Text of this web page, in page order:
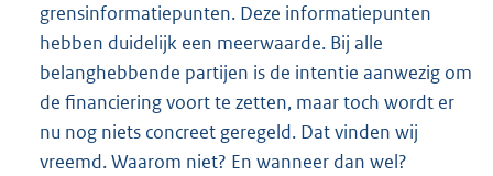
grensinformatiepunten. Deze informatiepunten
hebben duidelijk een meerwaarde. Bij alle
belanghebbende partijen is de intentie aanwezig om
de financiering voort te zetten, maar toch wordt er
nu nog niets concreet geregeld. Dat vinden wij
vreemd. Waarom niet? En wanneer dan wel?